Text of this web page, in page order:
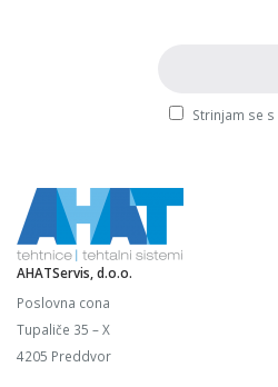
Strinjam se s
AHATServis, d.o.o.
Poslovna cona
Tupaliče 35 – X
4205 Preddvor